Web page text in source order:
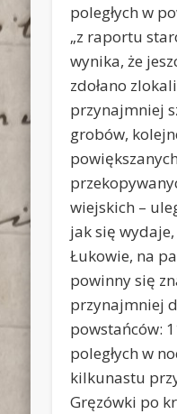
poległych w
„z raportu
wynika, że
zdołano
przynajmniej
grobów,
wiejskich –
jak się
Łukowie, na
powinny się
przynajmniej
powstańców:
poległych w
kilkunastu
Gręzówki po